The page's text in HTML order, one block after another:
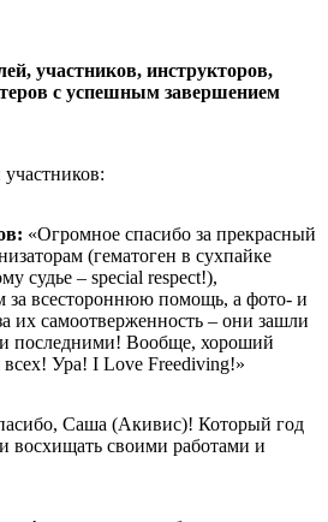
участников, инструкторов,
с успешным завершением
«Огромное спасибо за прекрасный
(гематоген в сухпайке
судье – special respect!),
за всестороннюю помощь, а фото- и
их самоотверженность – они зашли
последними! Вообще, хороший
Ура! I Love Freediving!»
Саша (Акивис)! Который год
восхищать своими работами и